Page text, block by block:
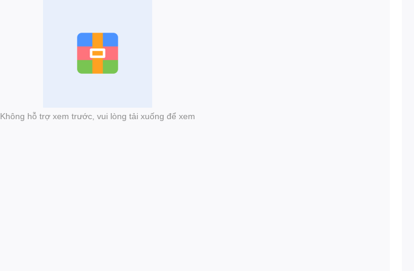
Không hỗ trợ xem trước, vui lòng tải xuống để xem